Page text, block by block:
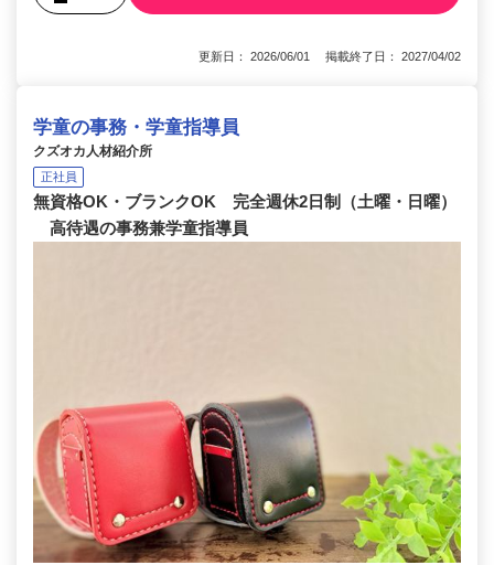
更新日： 2026/06/01 掲載終了日： 2027/04/02
学童の事務・学童指導員
クズオカ人材紹介所
正社員
無資格OK・ブランクOK 完全週休2日制（土曜・日曜）
高待遇の事務兼学童指導員